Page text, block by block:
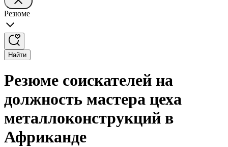
Резюме
Найти
Резюме соискателей на
должность мастера цеха
металлоконструкций в
Африканде